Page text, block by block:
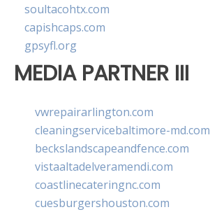
soultacohtx.com
capishcaps.com
gpsyfl.org
MEDIA PARTNER III
vwrepairarlington.com
cleaningservicebaltimore-md.com
beckslandscapeandfence.com
vistaaltadelveramendi.com
coastlinecateringnc.com
cuesburgershouston.com